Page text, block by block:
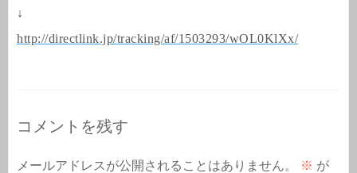
↓
http://directlink.jp/tracking/af/1503293/wOL0KlXx/
コメントを残す
メールアドレスが公開されることはありません。 ※ が